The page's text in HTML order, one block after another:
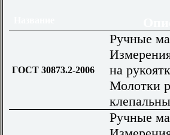
ГОСТ 30873.2-2006
Ручные
на
Молотки
Ручные